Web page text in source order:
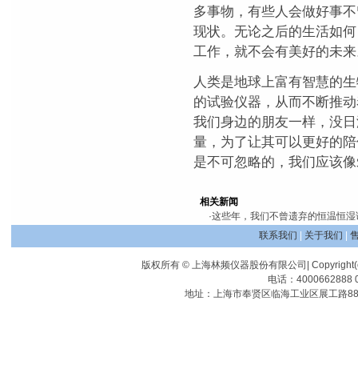
多事物，有些人会做好事
现状。无论之后的生活如
工作，就不会有美好的未
人类是地球上富有智慧的
的试验仪器，从而不断推
我们身边的朋友一样，没
量，为了让其可以更好的
是不可忽略的，我们应该
相关新闻
·这些年，我们不曾遗弃的恒温恒湿
联系我们
关于我们
版权所有 © 上海林频仪器股份有限公司|
电话：4000662888
地址：上海市奉贤区临海工业区展工路